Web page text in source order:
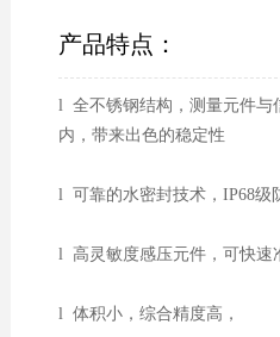
产品特点：
l 全不锈钢结构，测量元件与
内，带来出色的稳定性
l 可靠的水密封技术，IP68级
l 高灵敏度感压元件，可快速
l 体积小，综合精度高，